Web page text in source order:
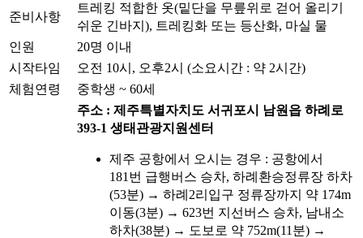
준비사항
트레킹 적합한 옷(밑단을 무릎위로 걷어 올리기
쉬운 긴바지), 트레킹화 또는 등산화, 마실 물
인원
20명 이내
시작타임
오전 10시, 오후2시 (소요시간 : 약 2시간)
체험연령
중학생 ~ 60세
주소 : 제주특별자치도 서귀포시 남원읍 하례로
393-1 생태관광지원센터
제주 공항에서 오시는 경우 : 공항에서
181번 급행버스 승차, 하례환승정류장 하차
(53분) → 하례2리입구 정류장까지 약 174m
이동(3분) → 623번 지선버스 승차, 남내소
하차(38분) → 도보로 약 752m(11분) →